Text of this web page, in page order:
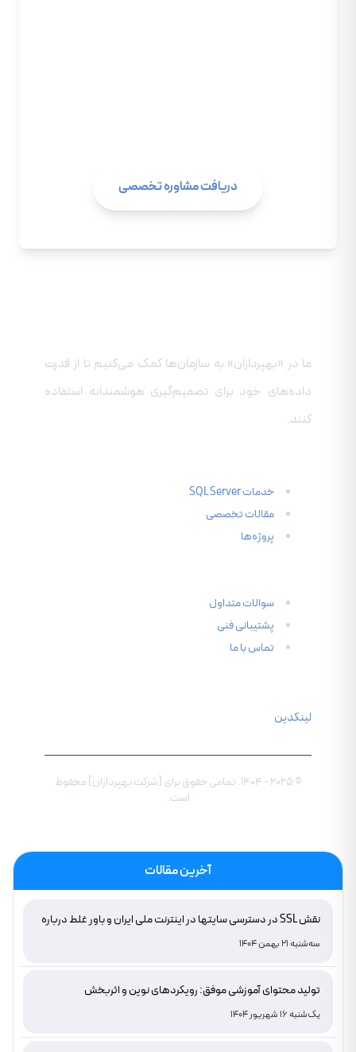
دریافت مشاوره تخصصی
ما در «بهپردازان» به سازمان‌ها کمک می‌کنیم تا از قدرت
داده‌های خود برای تصمیم‌گیری هوشمندانه استفاده
کنند.
خدمات SQL Server
مقالات تخصصی
پروژه‌ها
سوالات متداول
پشتیبانی فنی
تماس با ما
لینکدین
© ۲۰۲۵ - ۱۴۰۴. تمامی حقوق برای [شرکت بهپردازان] محفوظ
است.
آخرین مقالات
نقش SSL در دسترسی سایتها در اینترنت ملی ایران و باور غلط درباره
سه‌شنبه 21 بهمن 1404
تولید محتوای آموزشی موفق: رویکردهای نوین و اثربخش
یک‌شنبه 16 شهریور 1404